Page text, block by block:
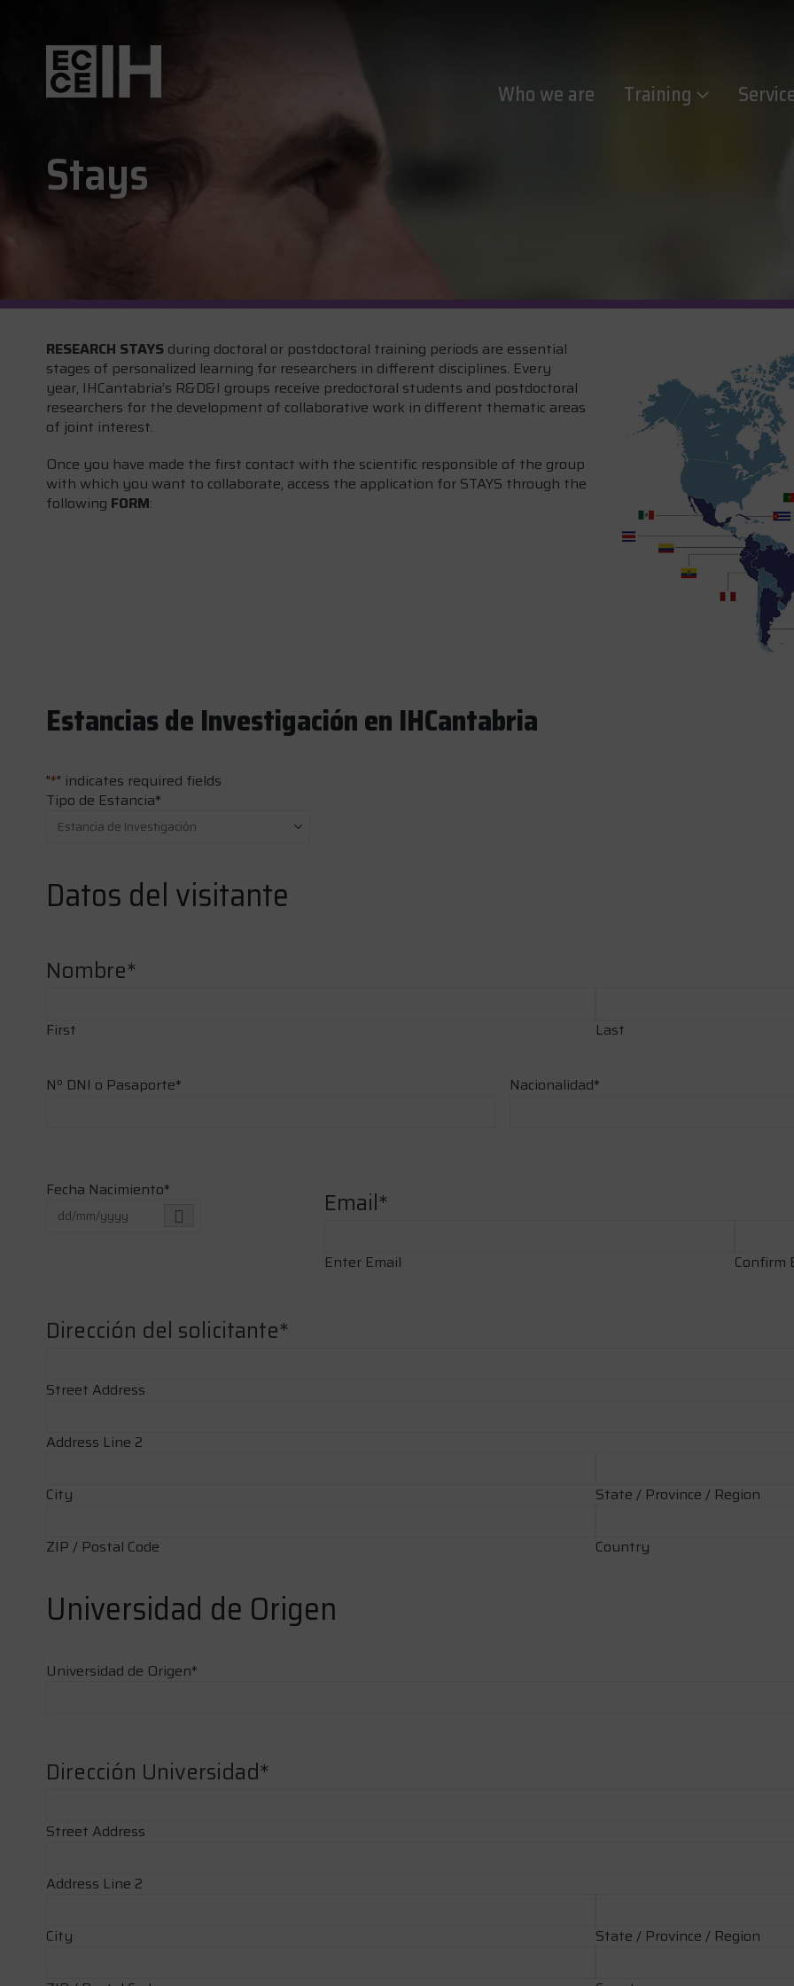
Who we are Training
Stays
RESEARCH STAYS during doctoral or postdoctoral training periods are essential
stages of personalized learning for researchers in different disciplines. Every
year, IHCantabria’s R&D&I groups receive predoctoral students and postdoctoral
researchers for the development of collaborative work in different thematic areas
of joint interest.
Once you have made the first contact with the scientific responsible of the group
with which you want to collaborate, access the application for STAYS through the
following FORM:
Estancias de Investigación en IHCantabria
"*" indicates required fields
Tipo de Estancia*
Datos del visitante
Nombre*
First Last
Nº DNI o Pasaporte* Nacionalidad*
Fecha Nacimiento* Email*
Enter Email Confirm
Dirección del solicitante*
Street Address
Address Line 2
City State / Province / Region
ZIP / Postal Code Country
Universidad de Origen
Universidad de Origen*
Dirección Universidad*
Street Address
Address Line 2
City State / Province / Region